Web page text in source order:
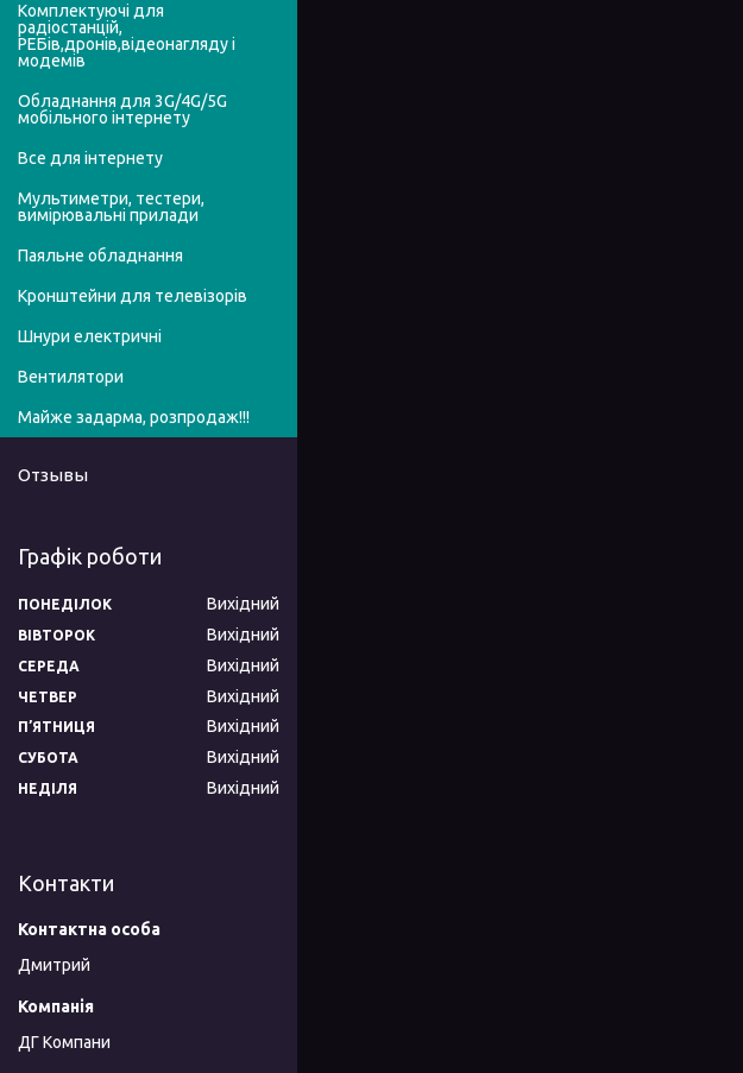
Комплектуючі для
радіостанцій,
РЕБів,дронів,відеонагляду і
модемів
Обладнання для 3G/4G/5G
мобільного інтернету
Все для інтернету
Мультиметри, тестери,
вимірювальні прилади
Паяльне обладнання
Кронштейни для телевізорів
Шнури електричні
Вентилятори
Майже задарма, розпродаж!!!
Отзывы
Графік роботи
ПОНЕДІЛОК Вихідний
ВІВТОРОК Вихідний
СЕРЕДА Вихідний
ЧЕТВЕР Вихідний
ПʼЯТНИЦЯ Вихідний
СУБОТА Вихідний
НЕДІЛЯ Вихідний
Контакти
Дмитрий
ДГ Компани